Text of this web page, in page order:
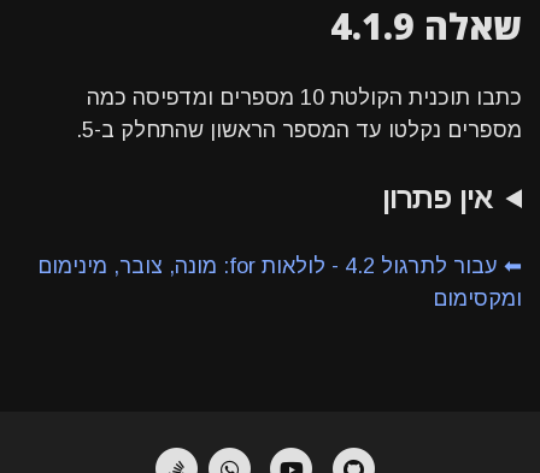
שאלה 4.1.9
כתבו תוכנית הקולטת 10 מספרים ומדפיסה כמה
מספרים נקלטו עד המספר הראשון שהתחלק ב-5.
אין פתרון
⬅ עבור לתרגול 4.2 - לולאות for: מונה, צובר, מינימום
ומקסימום
GitHub
YouTube
Whatsapp